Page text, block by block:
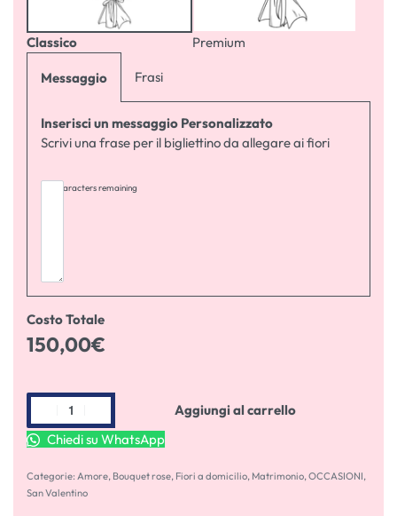
Classico Premium
Messaggio Frasi
Inserisci un messaggio Personalizzato
Scrivi una frase per il bigliettino da allegare ai fiori
characters remaining
Costo Totale
150,00€
Aggiungi al carrello
Chiedi su WhatsApp
Categorie: Amore, Bouquet rose, Fiori a domicilio, Matrimonio,OCCASIONI,
San Valentino